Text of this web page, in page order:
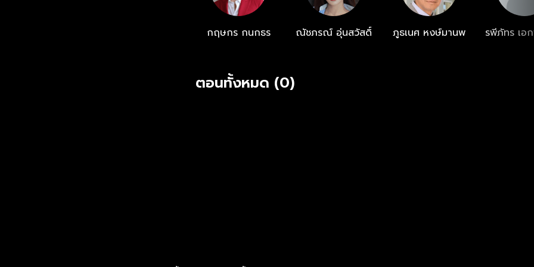
และแอปฯ oneD.net
กฤษกร กนกธร ณัชภรณ์ อุ่นสวัสดิ์ ภูธเนศ หงษ์มานพ รพีภัทร เอ
ตอนทั้งหมด (0)